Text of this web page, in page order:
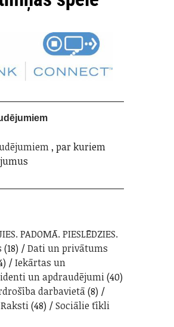
, par kuriem
PADOMĀ. PIESLĒDZIES.
(18)
Dati un privātums
Iekārtas un
un apdraudējumi(40)
darbavietā(8)
Raksti(48)
Sociālie tīkli